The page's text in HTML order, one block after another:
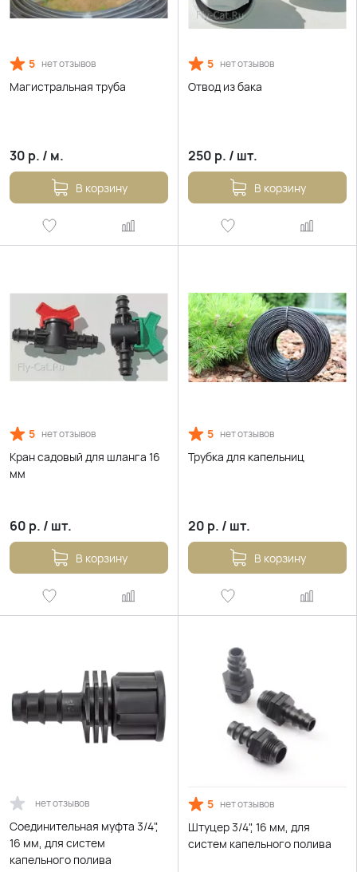
5 нет отзывов
Магистральная труба
30 р. / м.
В корзину
5 нет отзывов
Отвод из бака
250 р. / шт.
В корзину
5 нет отзывов
Кран садовый для шланга 16
мм
60 р. / шт.
В корзину
5 нет отзывов
Трубка для капельниц
20 р. / шт.
В корзину
нет отзывов
Соединительная муфта 3/4",
16 мм, для систем
капельного полива
5 нет отзывов
Штуцер 3/4", 16 мм, для
систем капельного полива